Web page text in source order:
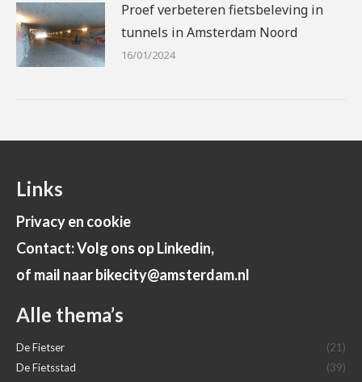
Proef verbeteren fietsbeleving in
tunnels in Amsterdam Noord
16/01/2024
Links
Privacy en cookie
Contact: Volg ons op Linkedin,
of mail naar bikecity@amsterdam.nl
Alle thema’s
De Fietser
(21)
De Fietsstad
(39)